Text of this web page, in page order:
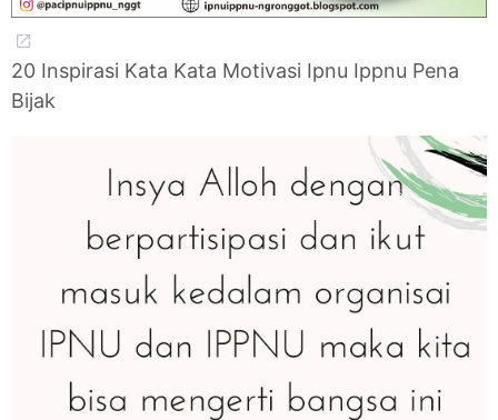
20 Inspirasi Kata Kata Motivasi Ipnu Ippnu Pena
Bijak